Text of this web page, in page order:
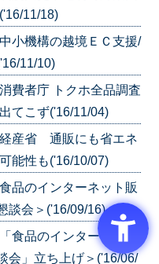
11/18)
小機構の越境ＥＣ支援/
11/10)
費者庁 トクホ全品調査
てこず('16/11/04)
産省 通販にも省エネ
能性も('16/10/07)
品のインターネット販
談会＞('16/09/16)
食品のインターネット
会」立ち上げ＞('16/06/